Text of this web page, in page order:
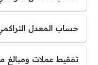
حساب المعدل
تفقيط عملات ومبالغ